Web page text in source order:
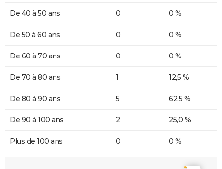
De 40 à 50 ans 0 0 %
De 50 à 60 ans 0 0 %
De 60 à 70 ans 0 0 %
De 70 à 80 ans 1 12,5 %
De 80 à 90 ans 5 62,5 %
De 90 à 100 ans 2 25,0 %
Plus de 100 ans 0 0 %